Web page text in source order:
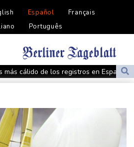
Español
Français
Português
más cálido de los registros en España,
EEUU
regiones donde viven 900 millones de